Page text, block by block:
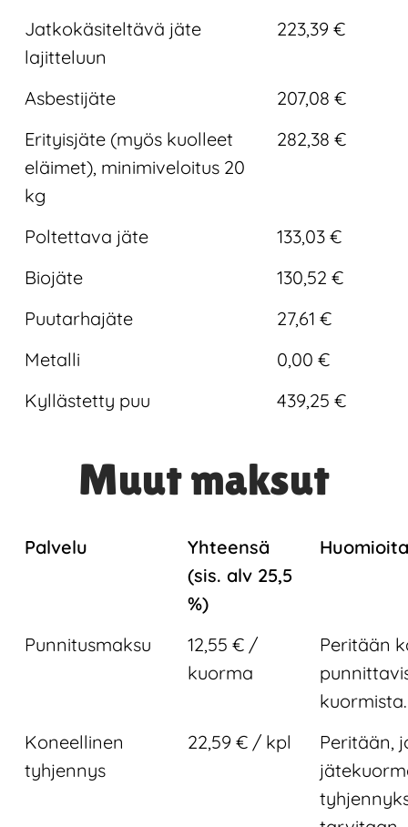
Jatkokäsiteltävä jäte
lajitteluun
223,39 €
Asbestijäte
207,08 €
Erityisjäte (myös kuolleet
eläimet), minimiveloitus 20
kg
282,38 €
Poltettava jäte
133,03 €
Biojäte
130,52 €
Puutarhajäte
27,61 €
Metalli
0,00 €
Kyllästetty puu
439,25 €
Muut maksut
Palvelu
Yhteensä
(sis. alv 25,5
%)
Punnitusmaksu
12,55 € /
kuorma
Peritään
kuormista.
Koneellinen
tyhjennys
22,59 € / kpl
Peritään,